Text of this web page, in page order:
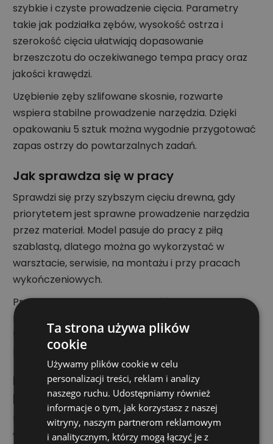
szybkie i czyste prowadzenie cięcia. Parametry
takie jak podziałka zębów, wysokość ostrza i
szerokość cięcia ułatwiają dopasowanie
brzeszczotu do oczekiwanego tempa pracy oraz
jakości krawędzi.
Uzębienie zęby szlifowane skosnie, rozwarte
wspiera stabilne prowadzenie narzędzia. Dzięki
opakowaniu 5 sztuk można wygodnie przygotować
zapas ostrzy do powtarzalnych zadań.
Jak sprawdza się w pracy
Sprawdzi się przy szybszym cięciu drewna, gdy
priorytetem jest sprawne prowadzenie narzędzia
przez materiał. Model pasuje do pracy z piłą
szablastą, dlatego można go wykorzystać w
warsztacie, serwisie, na montażu i przy pracach
wykończeniowych.
Przy wyborze brzeszczotu zwróć uwagę na
materiał, podziałkę zębów oraz długość ostrza. W
tym modelu długość ostrza wynosi 280 mm, a
liczba zębów na cal to 6.
Heller — osprzęt do profesjonalnej
pracy
Marka Heller jest kojarzona z osprzętem do
wiercenia i cięcia, tworzonym z myślą o rzemiośle,
Ta strona używa plików
cookie
Używamy plików cookie w celu
personalizacji treści, reklam i analizy
naszego ruchu. Udostępniamy również
informacje o tym, jak korzystasz z naszej
witryny, naszym partnerom reklamowym
i analitycznym, którzy mogą łączyć je z